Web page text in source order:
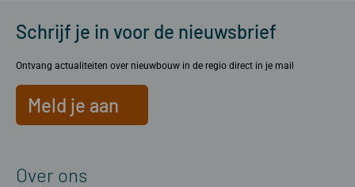
Schrijf je in voor de nieuwsbrief
Ontvang actualiteiten over nieuwbouw in de regio direct in je mail
Meld je aan
Over ons